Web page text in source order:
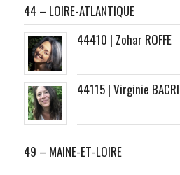
44 – LOIRE-ATLANTIQUE
44410 | Zohar ROFFE
44115 | Virginie BACRI
49 – MAINE-ET-LOIRE